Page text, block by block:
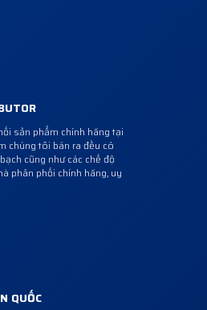
sản phẩm chính hãng tại
chúng tôi bán ra đều có
cũng như các chế độ
phân phối chính hãng, uy
QUỐC